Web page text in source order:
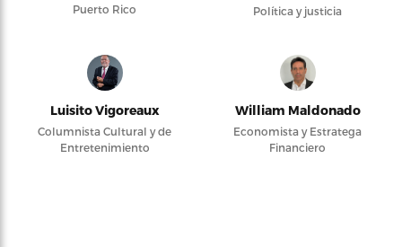
Puerto Rico
Política y justicia
Luisito Vigoreaux
Columnista Cultural y de
Entretenimiento
William Maldonado
Economista y Estratega
Financiero